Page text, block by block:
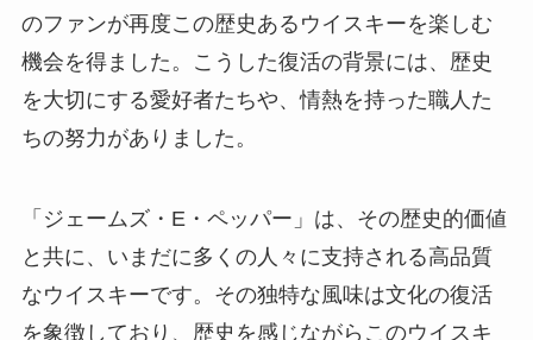
のファンが再度この歴史あるウイスキーを楽しむ
機会を得ました。こうした復活の背景には、歴史
を大切にする愛好者たちや、情熱を持った職人た
ちの努力がありました。
「ジェームズ・E・ペッパー」は、その歴史的価値
と共に、いまだに多くの人々に支持される高品質
なウイスキーです。その独特な風味は文化の復活
を象徴しており、歴史を感じながらこのウイスキ